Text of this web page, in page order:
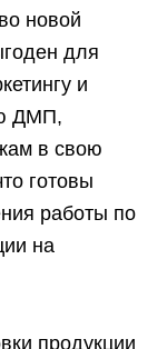
новой
для
и
ДМП,
в свою
готовы
работы по
на
продукции